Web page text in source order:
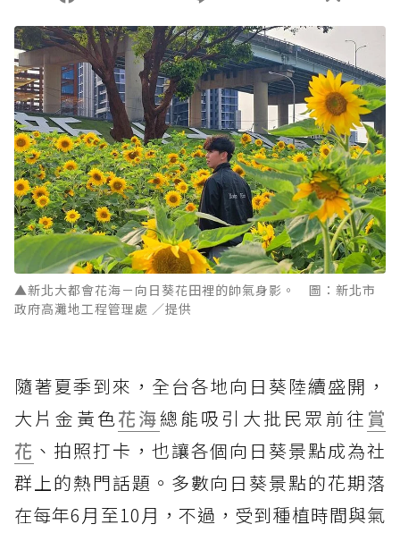
▲新北大都會花海－向日葵花田裡的帥氣身影。 圖：新北市
政府高灘地工程管理處 ／提供
隨著夏季到來，全台各地向日葵陸續盛開，
大片金黃色花海總能吸引大批民眾前往 賞
花 、拍照打卡，也讓各個向日葵景點成為社
群上的熱門話題。多數向日葵景點的花期落
在每年6月至10月，不過，受到種植時間與氣